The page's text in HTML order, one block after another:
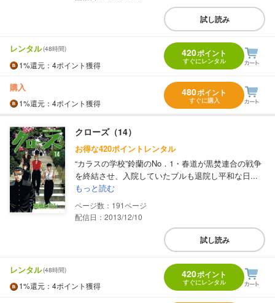
試し読み
レンタル(48時間)
1%還元 ：4ポイント獲得
420ポイント
すぐにレンタル
購入
1%還元 ：4ポイント獲得
480ポイント
すぐに購入
クローズ（14）
お得な420ポイントレンタル
“カラスの学校”鈴蘭のNo．1・春道が黒焚連合の戦争
を終結させ、入院していたブルも退院し平和な日...
もっと読む
191
配信日：2013/12/10
試し読み
レンタル(48時間)
1%還元 ：4ポイント獲得
420ポイント
すぐにレンタル